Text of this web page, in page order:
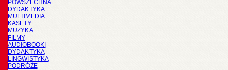
POWSZECHNA
DYDAKTYKA
MULTIMEDIA
KASETY
MUZYKA
FILMY
AUDIOBOOKI
DYDAKTYKA
LINGWISTYKA
PODRÓŻE